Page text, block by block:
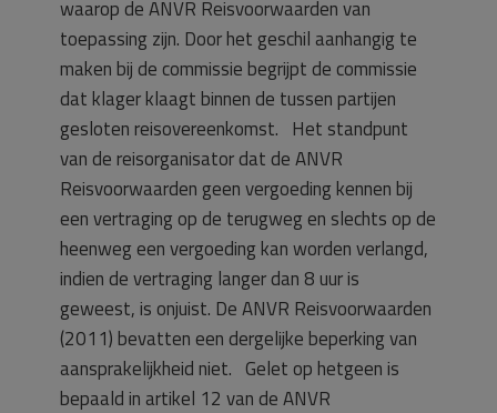
waarop de ANVR Reisvoorwaarden van
toepassing zijn. Door het geschil aanhangig te
maken bij de commissie begrijpt de commissie
dat klager klaagt binnen de tussen partijen
gesloten reisovereenkomst. Het standpunt
van de reisorganisator dat de ANVR
Reisvoorwaarden geen vergoeding kennen bij
een vertraging op de terugweg en slechts op de
heenweg een vergoeding kan worden verlangd,
indien de vertraging langer dan 8 uur is
geweest, is onjuist. De ANVR Reisvoorwaarden
(2011) bevatten een dergelijke beperking van
aansprakelijkheid niet. Gelet op hetgeen is
bepaald in artikel 12 van de ANVR